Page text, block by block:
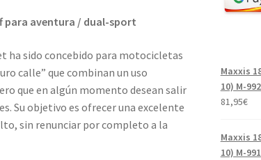
para aventura / dual-sport
ha sido concebido para motocicletas
calle” que combinan un uso
que en algún momento desean salir
Su objetivo es ofrecer una excelente
sin renunciar por completo a la
Maxxis
10) M-
81,95€
Maxxis
10) M-